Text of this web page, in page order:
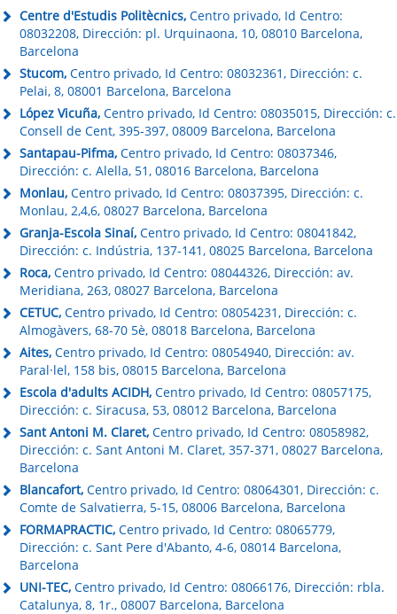
Centre d'Estudis Politècnics, Centro privado, Id Centro:
08032208, Dirección: pl. Urquinaona, 10, 08010 Barcelona,
Barcelona
Stucom, Centro privado, Id Centro: 08032361, Dirección: c.
Pelai, 8, 08001 Barcelona, Barcelona
López Vicuña, Centro privado, Id Centro: 08035015, Dirección: c.
Consell de Cent, 395-397, 08009 Barcelona, Barcelona
Santapau-Pifma, Centro privado, Id Centro: 08037346,
Dirección: c. Alella, 51, 08016 Barcelona, Barcelona
Monlau, Centro privado, Id Centro: 08037395, Dirección: c.
Monlau, 2,4,6, 08027 Barcelona, Barcelona
Granja-Escola Sinaí, Centro privado, Id Centro: 08041842,
Dirección: c. Indústria, 137-141, 08025 Barcelona, Barcelona
Roca, Centro privado, Id Centro: 08044326, Dirección: av.
Meridiana, 263, 08027 Barcelona, Barcelona
CETUC, Centro privado, Id Centro: 08054231, Dirección: c.
Almogàvers, 68-70 5è, 08018 Barcelona, Barcelona
Aites, Centro privado, Id Centro: 08054940, Dirección: av.
Paral·lel, 158 bis, 08015 Barcelona, Barcelona
Escola d'adults ACIDH, Centro privado, Id Centro: 08057175,
Dirección: c. Siracusa, 53, 08012 Barcelona, Barcelona
Sant Antoni M. Claret, Centro privado, Id Centro: 08058982,
Dirección: c. Sant Antoni M. Claret, 357-371, 08027 Barcelona,
Barcelona
Blancafort, Centro privado, Id Centro: 08064301, Dirección: c.
Comte de Salvatierra, 5-15, 08006 Barcelona, Barcelona
FORMAPRACTIC, Centro privado, Id Centro: 08065779,
Dirección: c. Sant Pere d'Abanto, 4-6, 08014 Barcelona,
Barcelona
UNI-TEC, Centro privado, Id Centro: 08066176, Dirección: rbla.
Catalunya, 8, 1r., 08007 Barcelona, Barcelona